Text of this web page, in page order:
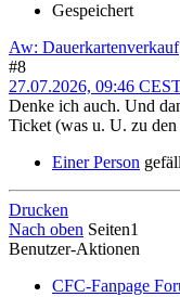
Gespeichert
Aw: Dauerkartenverkauf
#8
27.07.2026, 09:46
Denke ich auch. Und
Ticket (was u. U. zu
Einer Person
Drucken
Nach oben Seiten1
Benutzer-Aktionen
CFC-Fanpage